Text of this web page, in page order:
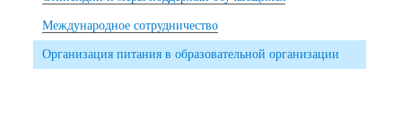
Международное сотрудничество
Организация питания в образовательной организации